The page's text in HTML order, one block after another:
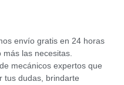
envío gratis en 24 horas
más las necesitas.
mecánicos expertos que
tus dudas, brindarte